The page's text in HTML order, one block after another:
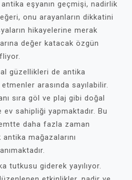
eşyanın geçmişi, nadirlik
onu arayanların dikkatini
hikayelerine merak
değer katacak özgün
güzellikleri de antika
arasında sayılabilir.
sıra göl ve plaj gibi doğal
sahipliği yapmaktadır. Bu
daha fazla zaman
mağazalarını
tutkusu giderek yayılıyor.